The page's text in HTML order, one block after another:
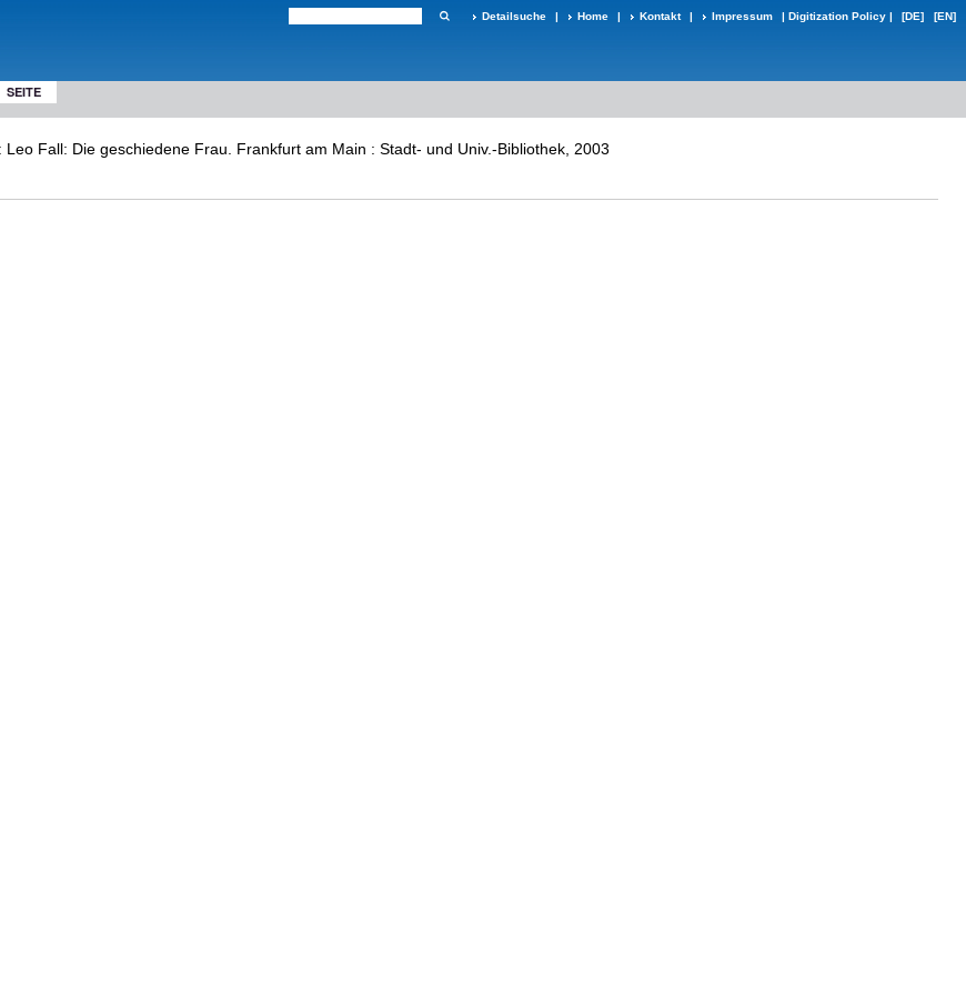
Detailsuche | Home | Kontakt | Impressum | Digitization Policy | [DE] [EN]
SEITE
Fall: Die geschiedene Frau. Frankfurt am Main : Stadt- und Univ.-Bibliothek, 2003